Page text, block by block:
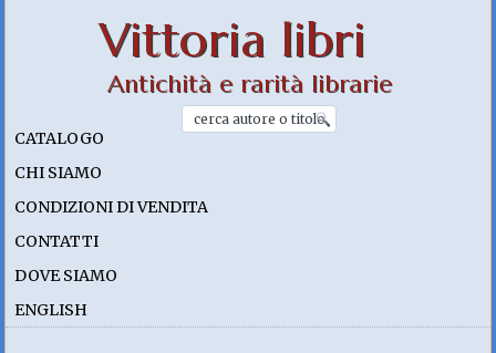
Vittoria libri
Antichità e rarità librarie
CATALOGO
CHI SIAMO
CONDIZIONI DI VENDITA
CONTATTI
DOVE SIAMO
ENGLISH